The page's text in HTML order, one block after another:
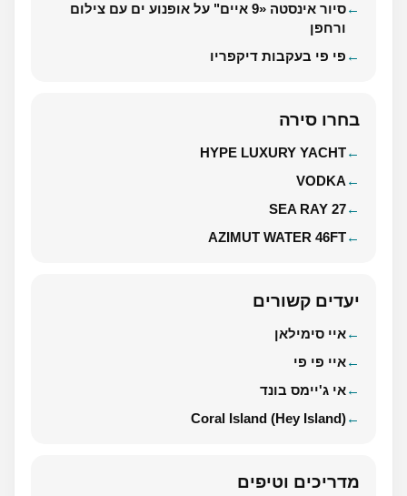
סיור אינסטה «9 איים" על אופנוע ים עם צילום
ורחפן
פי פי בעקבות דיקפריו
בחרו סירה
HYPE LUXURY YACHT
VODKA
SEA RAY 27
AZIMUT WATER 46FT
יעדים קשורים
איי סימילאן
איי פי פי
אי ג'יימס בונד
Coral Island (Hey Island)
מדריכים וטיפים